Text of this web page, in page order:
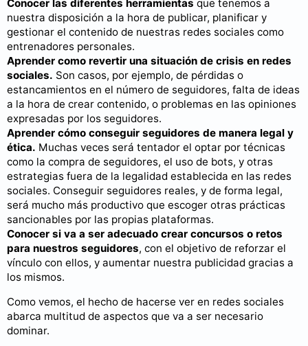
Conocer las diferentes herramientas que tenemos a
nuestra disposición a la hora de publicar, planificar y
gestionar el contenido de nuestras redes sociales como
entrenadores personales.
Aprender como revertir una situación de crisis en redes
sociales. Son casos, por ejemplo, de pérdidas o
estancamientos en el número de seguidores, falta de ideas
a la hora de crear contenido, o problemas en las opiniones
expresadas por los seguidores.
Aprender cómo conseguir seguidores de manera legal y
ética. Muchas veces será tentador el optar por técnicas
como la compra de seguidores, el uso de bots, y otras
estrategias fuera de la legalidad establecida en las redes
sociales. Conseguir seguidores reales, y de forma legal,
será mucho más productivo que escoger otras prácticas
sancionables por las propias plataformas.
Conocer si va a ser adecuado crear concursos o retos
para nuestros seguidores, con el objetivo de reforzar el
vínculo con ellos, y aumentar nuestra publicidad gracias a
los mismos.
Como vemos, el hecho de hacerse ver en redes sociales
abarca multitud de aspectos que va a ser necesario
dominar.